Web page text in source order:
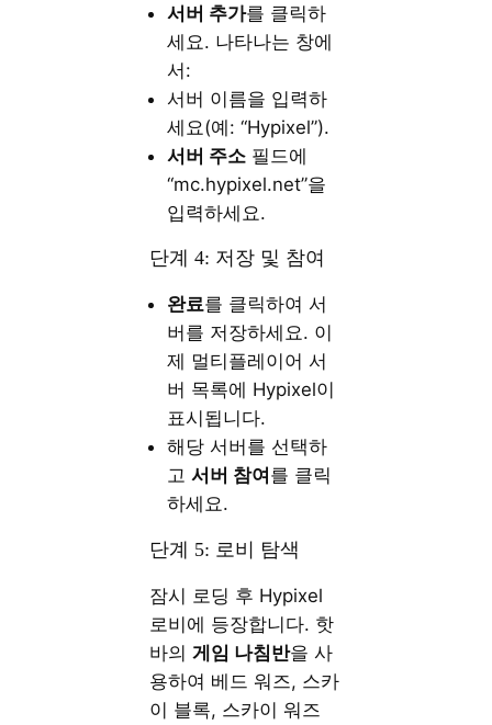
서버 추가를 클릭하
세요. 나타나는 창에
서:
서버 이름을 입력하
세요(예: “Hypixel”).
서버 주소 필드에
“mc.hypixel.net”을
입력하세요.
단계 4: 저장 및 참여
완료를 클릭하여 서
버를 저장하세요. 이
제 멀티플레이어 서
버 목록에 Hypixel이
표시됩니다.
해당 서버를 선택하
고서버 참여 를 클릭
하세요.
단계 5: 로비 탐색
잠시 로딩 후 Hypixel
로비에 등장합니다. 핫
바의게임 나침반을 사
용하여 베드 워즈, 스카
이 블록, 스카이 워즈